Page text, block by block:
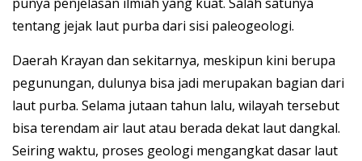
tentang jejak laut purba dari sisi paleogeologi.
Daerah Krayan dan sekitarnya, meskipun kini berupa
pegunungan, dulunya bisa jadi merupakan bagian dari
laut purba. Selama jutaan tahun lalu, wilayah tersebut
bisa terendam air laut atau berada dekat laut dangkal.
Seiring waktu, proses geologi mengangkat dasar laut